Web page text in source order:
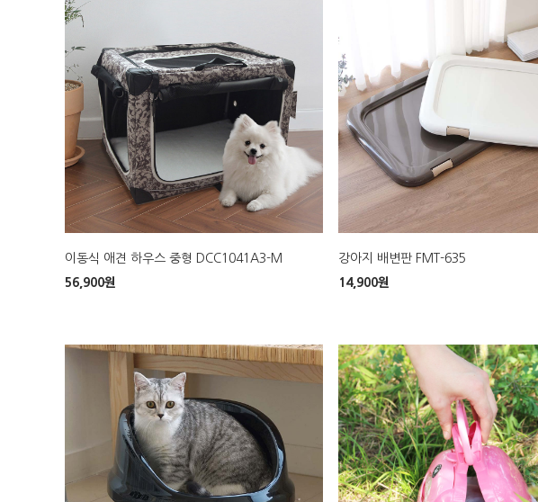
이동식 애견 하우스 중형 DCC1041A3-M
56,900원
강아지 배변판 FMT-635
14,900원